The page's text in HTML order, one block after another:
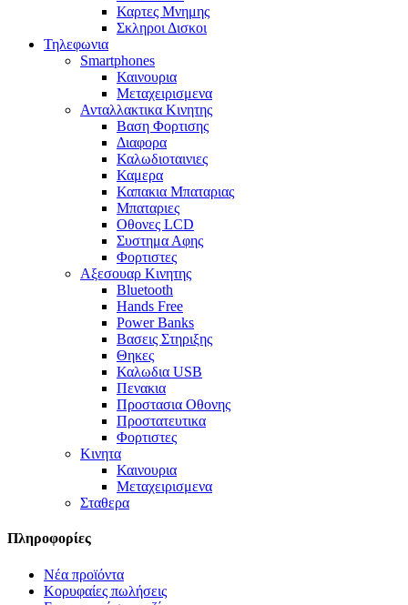
Καρτες Μνημης
Σκληροι Δισκοι
Τηλεφωνια
Smartphones
Καινουρια
Μεταχειρισμενα
Ανταλλακτικα Κινητης
Βαση Φορτισης
Διαφορα
Καλωδιοταινιες
Καμερα
Καπακια Μπαταριας
Μπαταριες
Οθονες LCD
Συστημα Αφης
Φορτιστες
Αξεσουαρ Κινητης
Bluetooth
Hands Free
Power Banks
Βασεις Στηριξης
Θηκες
Καλωδια USB
Πενακια
Προστασια Οθονης
Προστατευτικα
Φορτιστες
Κινητα
Καινουρια
Μεταχειρισμενα
Σταθερα
Πληροφορίες
Νέα προϊόντα
Κορυφαίες πωλήσεις